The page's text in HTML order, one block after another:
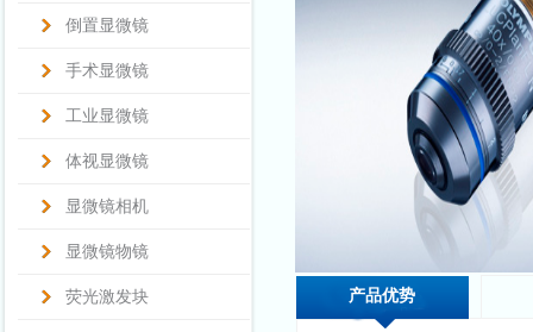
倒置显微镜
手术显微镜
工业显微镜
体视显微镜
显微镜相机
显微镜物镜
荧光激发块 产品优势